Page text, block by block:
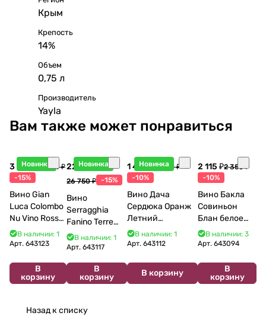
Крым
Крепость
14%
Объем
0,75 л
Производитель
Yayla
Вам также может понравиться
Новинка
3 998 ₽4 704 ₽
-15%
Вино Gian
Luca Colombo
Nu Vino Rosso
2025 750 мл
В наличии: 1
Арт. 643123
В
корзину
Новинка
22 738 ₽
26 750 ₽ -15%
Вино
Serragghia
Fanino Terre
Siciliane IGP
2022 750 мл
В наличии: 1
Арт.643117
В
корзину
Новинка
1 440 ₽1 600 ₽
-10%
Вино Дача
Сердюка Оранж
Летний
Сибирьковый
2024 750 мл
В наличии: 1
Арт. 643112
В корзину
2 115 ₽2 350 ₽
-10%
Вино Бакла
Совиньон
Блан белое
сухое 750 мл
12%
В наличии: 3
Арт.643094
В
корзину
Назад к списку